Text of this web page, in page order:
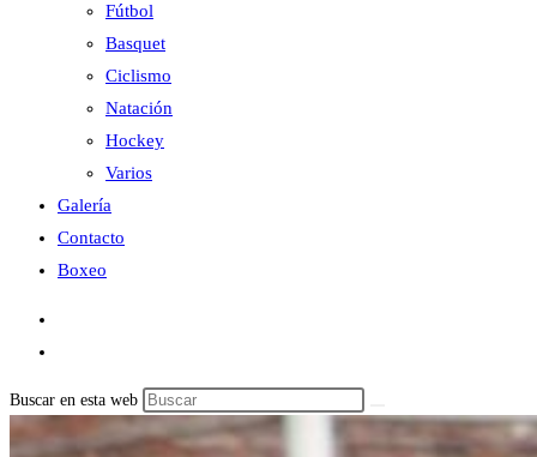
Fútbol
Basquet
Ciclismo
Natación
Hockey
Varios
Galería
Contacto
Boxeo
Buscar en esta web